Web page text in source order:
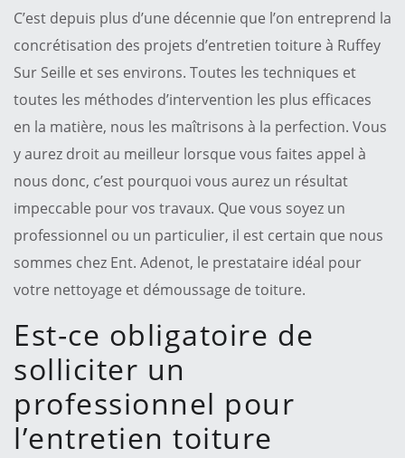
C’est depuis plus d’une décennie que l’on entreprend la
concrétisation des projets d’entretien toiture à Ruffey
Sur Seille et ses environs. Toutes les techniques et
toutes les méthodes d’intervention les plus efficaces
en la matière, nous les maîtrisons à la perfection. Vous
y aurez droit au meilleur lorsque vous faites appel à
nous donc, c’est pourquoi vous aurez un résultat
impeccable pour vos travaux. Que vous soyez un
professionnel ou un particulier, il est certain que nous
sommes chez Ent. Adenot, le prestataire idéal pour
votre nettoyage et démoussage de toiture.
Est-ce obligatoire de
solliciter un
professionnel pour
l’entretien toiture